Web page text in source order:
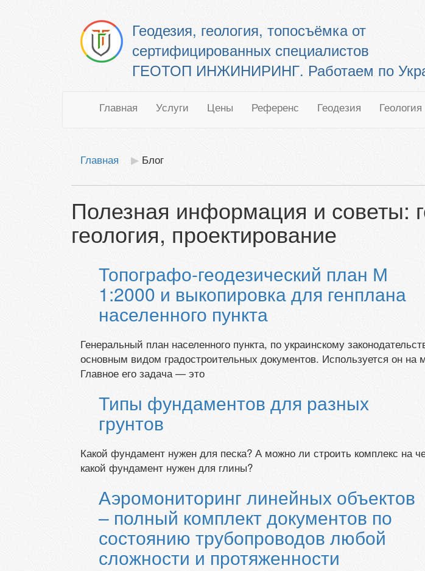
Геодезия, геология, топосъёмка от
сертифицированных специалистов
ГЕОТОП ИНЖИНИРИНГ. Работаем по
Главная Услуги Цены Референс Геодезия Геология
Главная Блог
Полезная информация и советы:
геология, проектирование
Топографо-геодезический план М
1:2000 и выкопировка для генплана
населенного пункта
Генеральный план населенного пункта, по украинскому
основным видом градостроительных документов. Используется он на
Главное его задача — это
Типы фундаментов для разных
грунтов
Какой фундамент нужен для песка? А можно ли строить комплекс на
какой фундамент нужен для глины?
Аэромониторинг линейных объектов
– полный комплект документов по
состоянию трубопроводов любой
сложности и протяженности